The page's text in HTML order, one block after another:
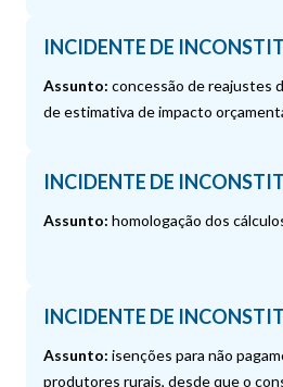
INCIDENTE DE
Assunto: concessão de reajustes
de estimativa de impacto
INCIDENTE DE
Assunto: homologação dos
INCIDENTE DE
Assunto: isenções para não
produtores rurais, desde que o